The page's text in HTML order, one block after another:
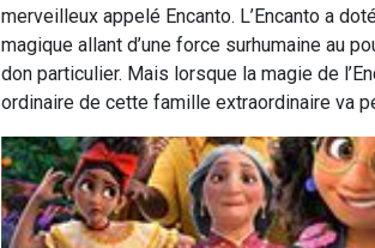
merveilleux appelé Encanto. L’Encanto a
magique allant d’une force surhumaine au
don particulier. Mais lorsque la magie de
ordinaire de cette famille extraordinaire va